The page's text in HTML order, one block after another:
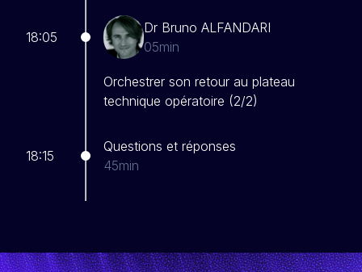
18:05
Dr Bruno ALFANDARI
05min
Orchestrer son retour au plateau
technique opératoire (2/2)
18:15
Questions et réponses
45min